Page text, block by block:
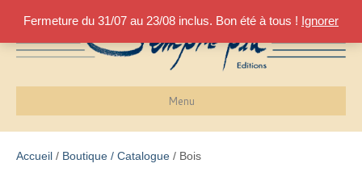
Fermeture du 31/07 au 23/08 inclus. Bon été à tous ! Ignorer
Menu
Accueil / Boutique / Catalogue / Bois